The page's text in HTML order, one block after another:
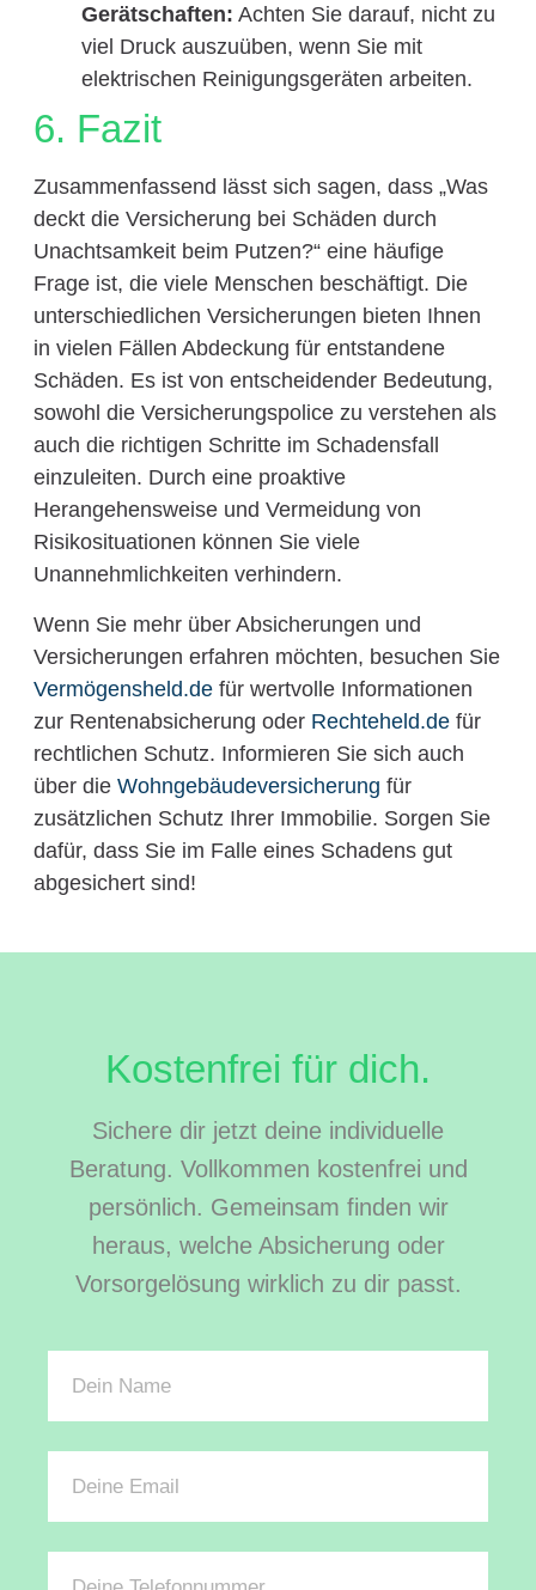
Gerätschaften: Achten Sie darauf, nicht zu
viel Druck auszuüben, wenn Sie mit
elektrischen Reinigungsgeräten arbeiten.
6. Fazit
Zusammenfassend lässt sich sagen, dass „Was
deckt die Versicherung bei Schäden durch
Unachtsamkeit beim Putzen?“ eine häufige
Frage ist, die viele Menschen beschäftigt. Die
unterschiedlichen Versicherungen bieten Ihnen
in vielen Fällen Abdeckung für entstandene
Schäden. Es ist von entscheidender Bedeutung,
sowohl die Versicherungspolice zu verstehen als
auch die richtigen Schritte im Schadensfall
einzuleiten. Durch eine proaktive
Herangehensweise und Vermeidung von
Risikosituationen können Sie viele
Unannehmlichkeiten verhindern.
Wenn Sie mehr über Absicherungen und
Versicherungen erfahren möchten, besuchen Sie
Vermögensheld.defür wertvolle Informationen
zur Rentenabsicherung oder Rechteheld.defür
rechtlichen Schutz. Informieren Sie sich auch
über die Wohngebäudeversicherung für
zusätzlichen Schutz Ihrer Immobilie. Sorgen Sie
dafür, dass Sie im Falle eines Schadens gut
abgesichert sind!
Kostenfrei für dich.
Sichere dir jetzt deine individuelle
Beratung. Vollkommen kostenfrei und
persönlich. Gemeinsam finden wir
heraus, welche Absicherung oder
Vorsorgelösung wirklich zu dir passt.